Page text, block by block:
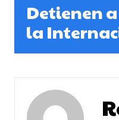
Detienen
la